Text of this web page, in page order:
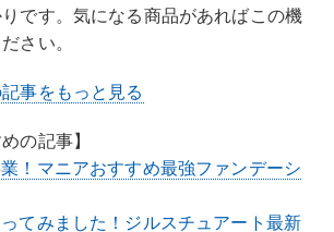
です。気になる商品があればこの機
さい。
事をもっと見る
の記事】
！マニアおすすめ最強ファンデーシ
てみました！ジルスチュアート最新